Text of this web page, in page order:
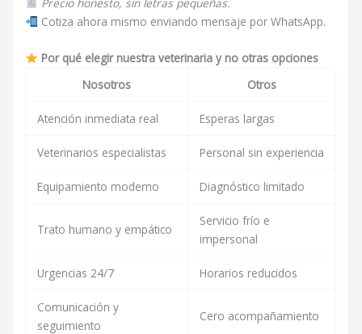
Cotiza ahora mismo enviando mensaje por WhatsApp.
Por qué elegir nuestra veterinaria y no otras opciones
Nosotros
Otros
Atención inmediata real Esperas largas
Veterinarios especialistas Personal sin experiencia
Equipamiento moderno Diagnóstico limitado
Trato humano y empático
Servicio frío e
impersonal
Urgencias 24/7 Horarios reducidos
Comunicación y
seguimiento
Cero acompañamiento